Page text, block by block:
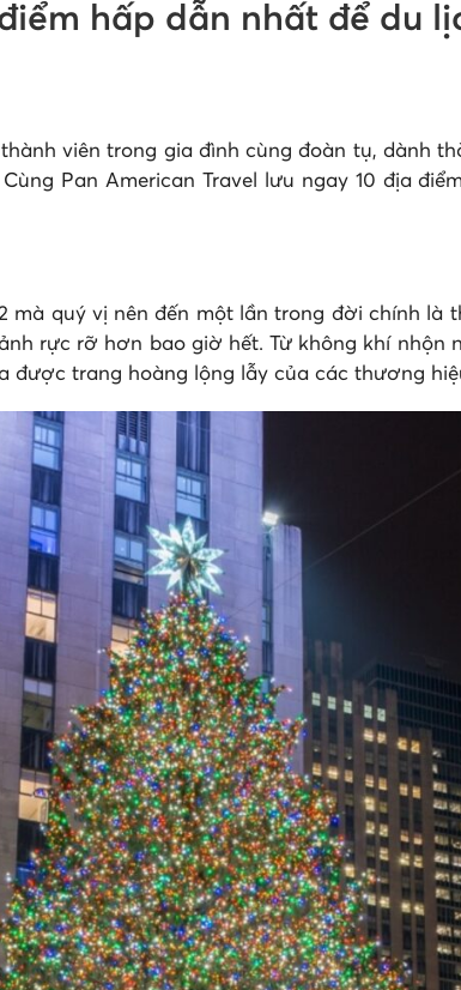
hấp dẫn nhất để du
viên trong gia đình cùng đoàn tụ, dành
Pan American Travel lưu ngay 10 địa
quý vị nên đến một lần trong đời chính là
rực rỡ hơn bao giờ hết. Từ không khí
được trang hoàng lộng lẫy của các thương